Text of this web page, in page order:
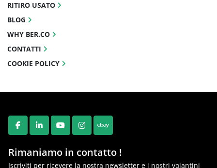
FACEBOOK
LINKEDINYOUTUBEINSTAGRAM
EBAY
Rimaniamo in contatto !
Iscriviti per ricevere la nostra newsletter e i nostri volantini
RITIRO USATO
BLOG
WHY BER.CO
CONTATTI
COOKIE POLICY